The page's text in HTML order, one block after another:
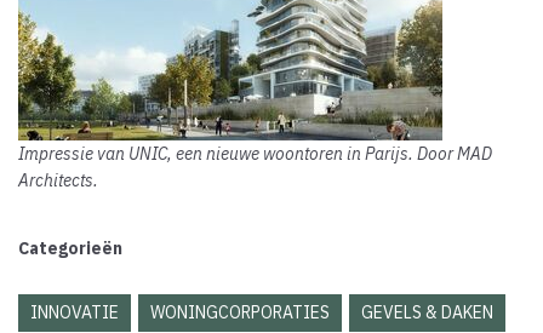
Impressie van UNIC, een nieuwe woontoren in Parijs. Door MAD
Architects.
Categorieën
INNOVATIE WONINGCORPORATIES GEVELS & DAKEN